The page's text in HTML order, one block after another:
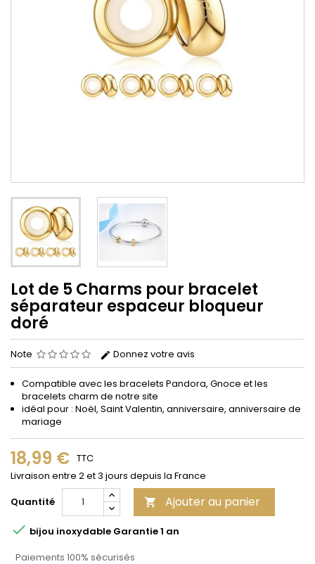
Lot de 5 Charms pour bracelet
séparateur espaceur bloqueur
doré
Note Donnez votre avis
Compatible avec les bracelets Pandora, Gnoce et les
bracelets charm de notre site
idéal pour : Noël, Saint Valentin, anniversaire, anniversaire de
mariage
18,99 € TTC
Livraison entre 2 et 3 jours depuis la France
Quantité
 Ajouter au panier
 bijou inoxydable Garantie 1 an
Paiements 100% sécurisés